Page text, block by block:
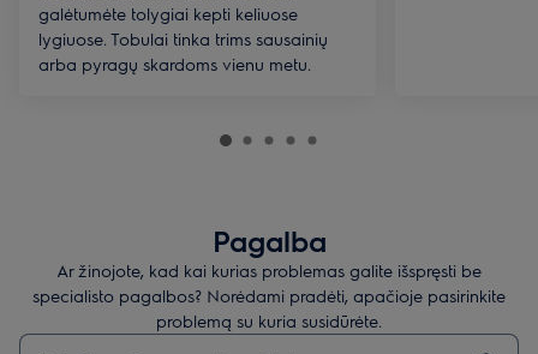
galėtumėte tolygiai kepti keliuose
lygiuose. Tobulai tinka trims sausainių
arba pyragų skardoms vienu metu.
Pagalba
Ar žinojote, kad kai kurias problemas galite išspręsti be
specialisto pagalbos? Norėdami pradėti, apačioje pasirinkite
problemą su kuria susidūrėte.
Įveskite tekstą, jei norite ieškoti pagalbinių straipsnių